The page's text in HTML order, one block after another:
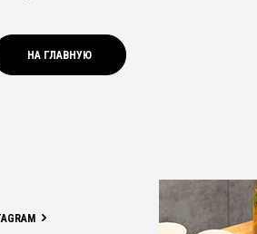
НА ГЛАВНУЮ